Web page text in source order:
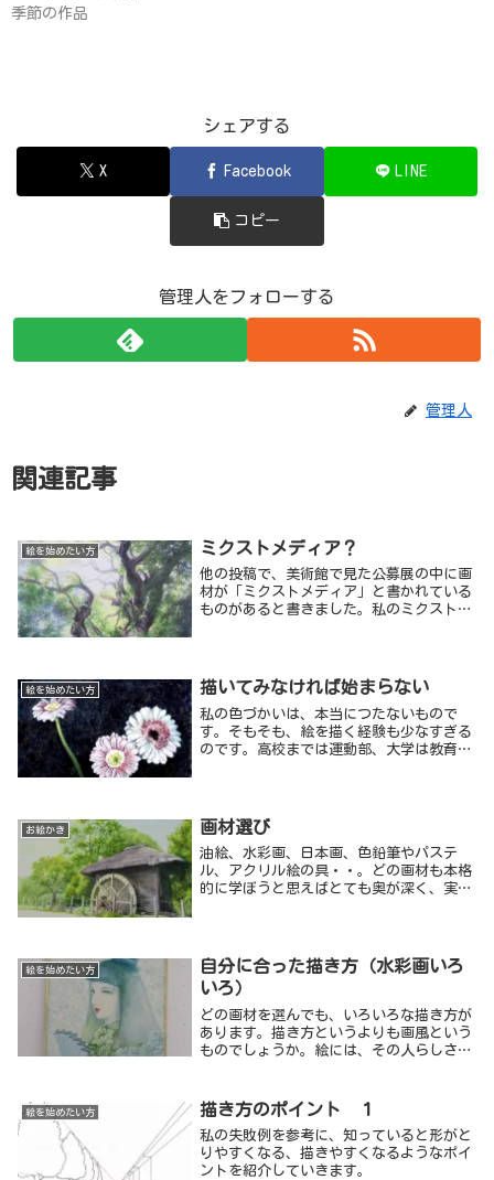
季節の作品
シェアする
X Facebook LINE
コピー
管理人をフォローする
管理人
関連記事
絵を始めたい方 ミクストメディア？
他の投稿で、美術館で見た公募展の中に画
材が「ミクストメディア」と書かれている
ものがあると書きました。私のミクストメ
絵を始めたい方 描いてみなければ始まらない
私の色づかいは、本当につたないもので
す。そもそも、絵を描く経験も少なすぎる
のです。高校までは運動部、大学は教育学
術部などで油彩を描いてきた同級生と比べ
るとあまりにも下手すぎて、卒業制作は他
の学生と差のついていない彫刻を選びまし
た。それは、自分でも楽しかったのです
が、色を使いこなす機会は更になくなりま
お絵かき 画材選び
油絵、水彩画、日本画、色鉛筆やパステ
ル、アクリル絵の具・・。どの画材も本格
的に学ぼうと思えばとても奥が深く、実際
理解し、できることではなく、きちんと先
生について直接教えてもらうのが一番で
す。でも、その前に自分はどんな感じの絵
が描きたいのか、自分の毎日の生活の中で
どんな時に絵を描きたいのか、そのイメー
ジをしっかり持ちましょう。
絵を始めたい方
自分に合った描き方（水彩画いろ
いろ）
どの画材を選んでも、いろいろな描き方が
あります。描き方というよりも画風という
ものでしょうか。絵には、その人らしさが
絵を始めたい方 描き方のポイント １
私の失敗例を参考に、知っていると形がと
りやすくなる、描きやすくなるようなポイ
ントを紹介していきます。